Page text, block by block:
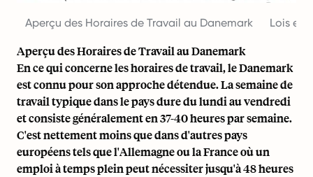
Aperçu des Horaires de Travail au Danemark Lois et
Aperçu des Horaires de Travail au Danemark
En ce qui concerne les horaires de travail, le Danemark
est connu pour son approche détendue. Lasemaine de
travail typiquedans le pays dure dulundi au vendredi
et consiste généralement en 37-40 heures par semaine.
C'est nettement moins que dans d'autres pays
européens tels que l'Allemagne ou la France où un
emploi à temps plein peut nécessiter jusqu'à 48 heures